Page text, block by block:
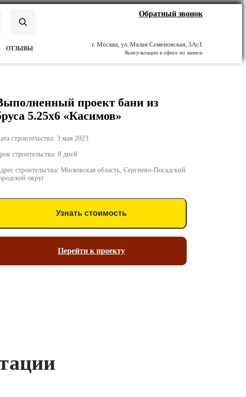
Обратный звонок
ОТЗЫВЫ
г. Москва, ул. Малая Семеновская, 3Ас1
Консультации в офисе по записи
проект бани из
5.25х6 «Касимов»
строительства: 3 мая 2023
строительства: 8 дней
строительства: Московская область, Сергиево-Посадский
округ
Узнать стоимость
Перейти к проекту